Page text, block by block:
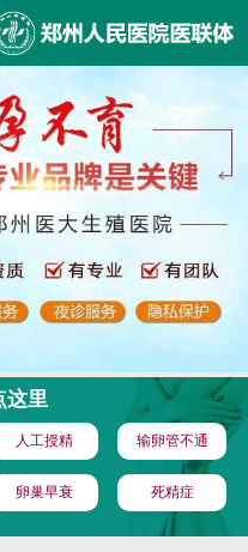
这里
人工授精 输卵管不通
卵巢早衰 死精症